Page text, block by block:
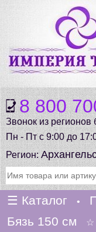
8 800
Звонок из регионов
Пн - Пт с 9:00 до
Регион:
☰ Каталог •
Бязь 150 см ☆